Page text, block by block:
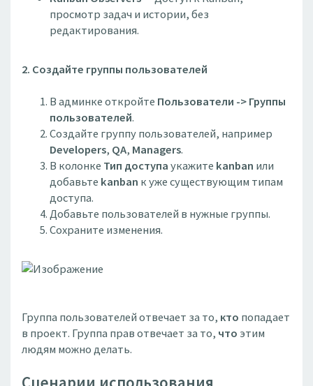
просмотр задач и истории, без
редактирования.
2. Создайте группы пользователей
В админке откройте Пользователи -> Группы
пользователей.
Создайте группу пользователей, например
Developers, QA, Managers.
В колонке Тип доступаукажите kanban или
добавьте kanban к уже существующим типам
доступа.
Добавьте пользователей в нужные группы.
Сохраните изменения.
Группа пользователей отвечает за то, кто попадает
в проект. Группа прав отвечает за то, что этим
людям можно делать.
Сценарии использования